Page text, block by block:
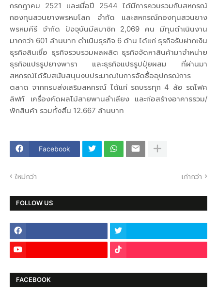
กรกฎาคม 2521 และเมื่อปี 2544 ได้มีการควบรวมกับสหกรณ์
กองทุนสวนยางพรหมโลก จำกัด และสหกรณ์กองทุนสวนยาง
พรหมคีรี จำกัด ปัจจุบันมีสมาชิก 2,069 คน มีทุนดำเนินงาน
มากกว่า 601 ล้านบาท ดำเนินธุรกิจ 6 ด้าน ได้แก่ ธุรกิจรับฝากเงิน
ธุรกิจสินเชื่อ ธุรกิจรวบรวมผลผลิต ธุรกิจจัดหาสินค้ามาจำหน่าย
ธุรกิจแปรรูปยางพารา และธุรกิจแปรรูปปุ๋ยผสม ที่ผ่านมา
สหกรณ์ได้รับสนับสนุนงบประมาณในการจัดซื้ออุปกรณ์การ
ตลาด จากกรมส่งเสริมสหกรณ์ ได้แก่ รถบรรทุก 4 ล้อ รถโฟค
ลิฟท์ เครื่องคัดผลไม้สายพานลำเลียง และก่อสร้างอาคารรวม/
พักสินค้า รวมทั้งสิ้น 12.667 ล้านบาท
Facebook
ใหม่กว่า เก่ากว่า
FOLLOW US
FACEBOOK